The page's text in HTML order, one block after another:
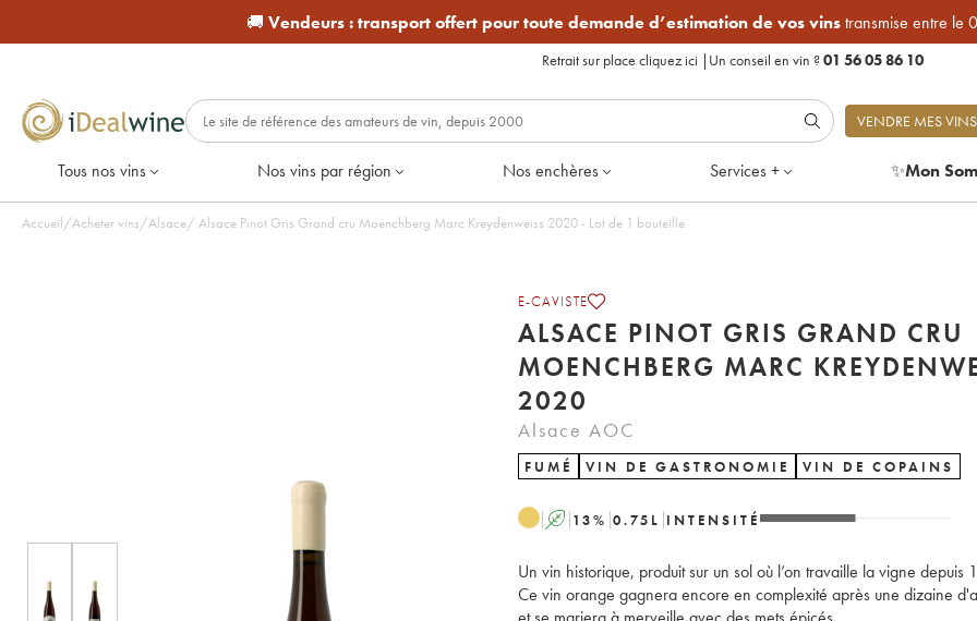
🚚 Vendeurs :transport offert pour toute demande d’estimation de vos vinstransmise entre le
Retrait sur place cliquez ici | Un conseil en vin ?01 56 05 86 10
VENDRE MES VINS
Tous nos vins Nos vins par région Nos enchères Services + ✨Mon
Accueil/Acheter vins/Alsace/ Alsace Pinot Gris Grand cru Moenchberg Marc Kreydenweiss 2020 - Lot de 1 bouteille
E-CAVISTE
ALSACE PINOT GRIS GRAND CRU
MOENCHBERG MARC
2020
Alsace AOC
FUMÉ VIN DE GASTRONOMIE VIN DE COPAINS
A 13% 0.75 L INTENSITÉ
Un vin historique, produit sur un sol où l’on travaille la vigne depuis
Ce vin orange gagnera encore en complexité après une dizaine